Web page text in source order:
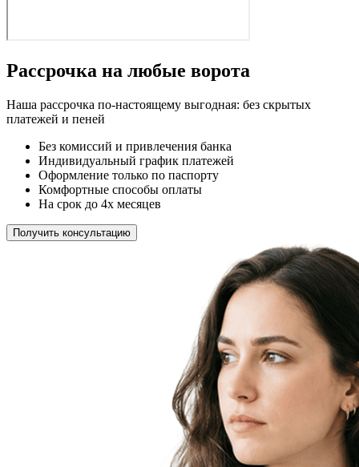
Рассрочка на любые ворота
Наша рассрочка по-настоящему выгодная: без скрытых
платежей и пеней
Без комиссий и привлечения банка
Индивидуальный график платежей
Оформление только по паспорту
Комфортные способы оплаты
На срок до 4х месяцев
Получить консультацию